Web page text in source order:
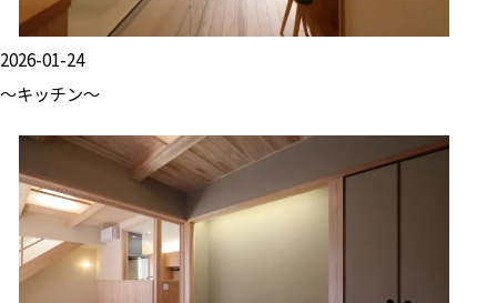
2026-01-24
～キッチン～